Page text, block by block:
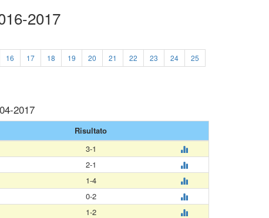
2017
16 17 18 19 20 21 22 23 24
25
2017
Risultato
3-1
2-1
1-4
0-2
1-2